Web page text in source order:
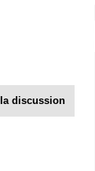
discussion